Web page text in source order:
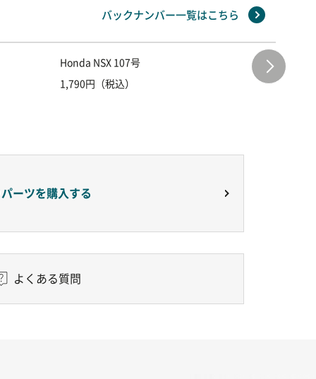
Honda NSX 107号
1,790円（税込）
Honda
1,790円
バックナンバー一覧はこちら
ーツを購入する
よくある質問